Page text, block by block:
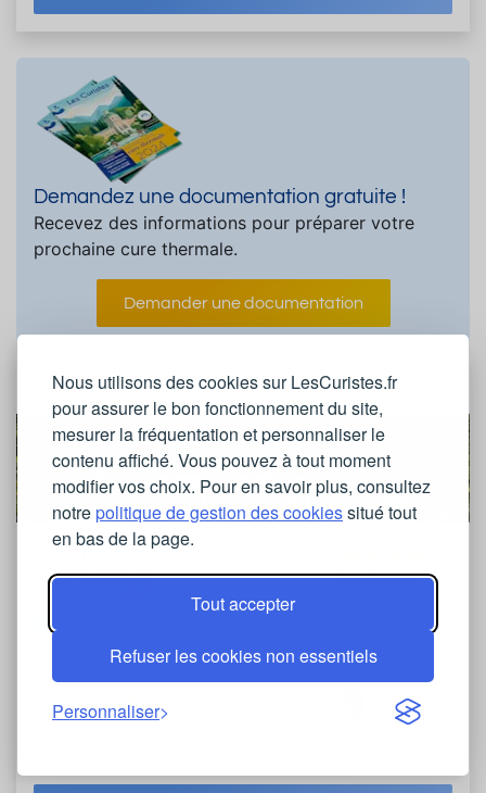
Nous utilisons des cookies sur LesCuristes.fr
pour assurer le bon fonctionnement du site,
mesurer la fréquentation et personnaliser le
contenu affiché. Vous pouvez à tout moment
modifier vos choix. Pour en savoir plus, consultez
notrepolitique de gestion des cookiessitué tout
en bas de la page.
Tout accepter
Refuser les cookies non essentiels
Personnaliser
Demandez une documentation gratuite !
Recevez des informations pour préparer votre
prochaine cure thermale.
Demander une documentation
Station thermale de Jonzac
Poitou-Charentes
Lire les avis